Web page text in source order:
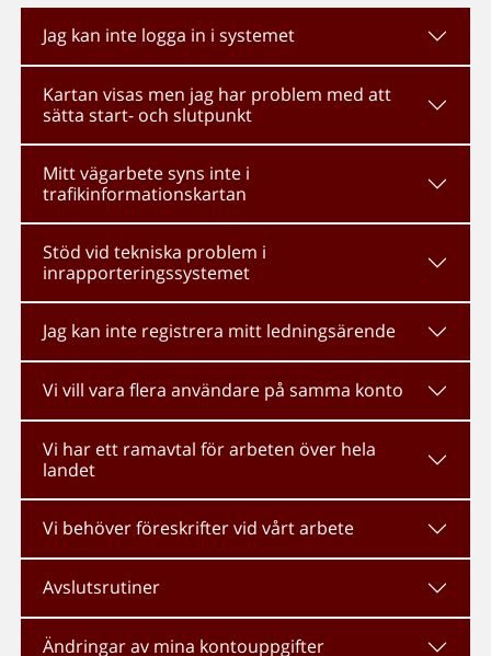
Jag kan inte logga in i systemet
Kartan visas men jag har problem med att
sätta start- och slutpunkt
Mitt vägarbete syns inte i
trafikinformationskartan
Stöd vid tekniska problem i
inrapporteringssystemet
Jag kan inte registrera mitt ledningsärende
Vi vill vara flera användare på samma konto
Vi har ett ramavtal för arbeten över hela
landet
Vi behöver föreskrifter vid vårt arbete
Avslutsrutiner
Ändringar av mina kontouppgifter